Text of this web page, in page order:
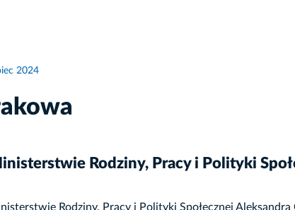
2024
Rodziny, Pracy i Polityki
Rodziny, Pracy i Polityki Społecznej